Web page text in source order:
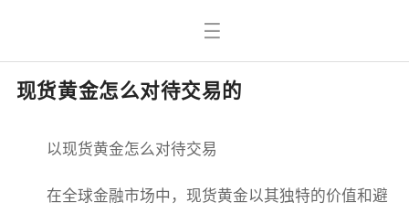
现货黄金怎么对待交易的
以现货黄金怎么对待交易
在全球金融市场中，现货黄金以其独特的价值和避